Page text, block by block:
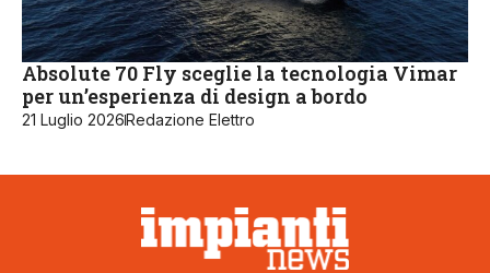
Absolute 70 Fly sceglie la tecnologia Vimar
per un’esperienza di design a bordo
21 Luglio 2026Redazione Elettro